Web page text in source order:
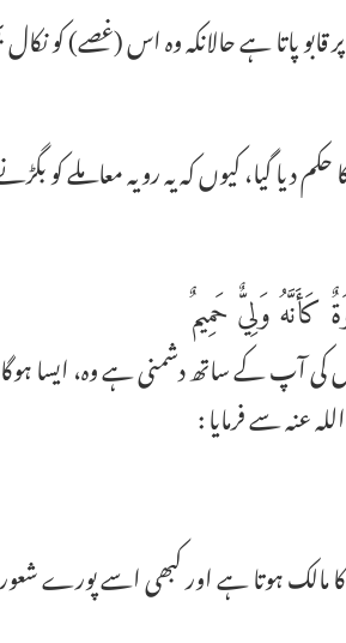
ہے حالانکہ وہ اس (غصے) کو
گیا، کیوں کہ یہ رویہ معاملے کو
كَأَنَّهُ وَلِيٌّ حَمِيمٌ
جس کی آپ کے ساتھ دشمنی ہے وہ، ایسا
عنہ سے فرمایا :
ہوتا ہے اور کبھی اسے پورے